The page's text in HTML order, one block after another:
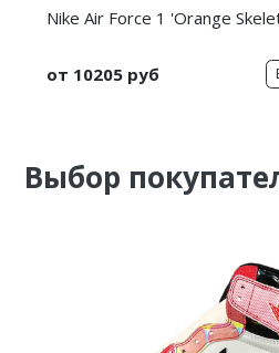
Nike Air Force 1 'Orange
от 10205 руб
Выбор